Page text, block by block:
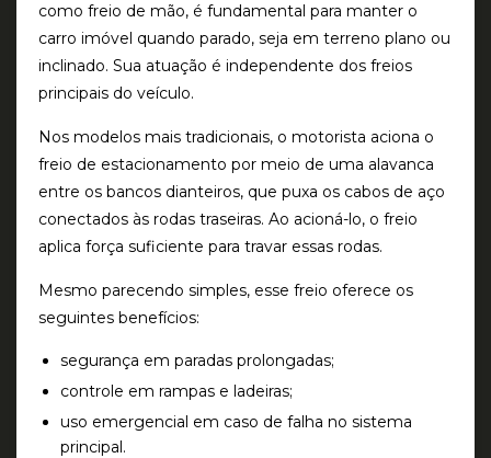
como freio de mão, é fundamental para manter o
carro imóvel quando parado, seja em terreno plano ou
inclinado. Sua atuação é independente dos freios
principais do veículo.
Nos modelos mais tradicionais, o motorista aciona o
freio de estacionamento por meio de uma alavanca
entre os bancos dianteiros, que puxa os cabos de aço
conectados às rodas traseiras. Ao acioná-lo, o freio
aplica força suficiente para travar essas rodas.
Mesmo parecendo simples, esse freio oferece os
seguintes benefícios:
segurança em paradas prolongadas;
controle em rampas e ladeiras;
uso emergencial em caso de falha no sistema
principal.